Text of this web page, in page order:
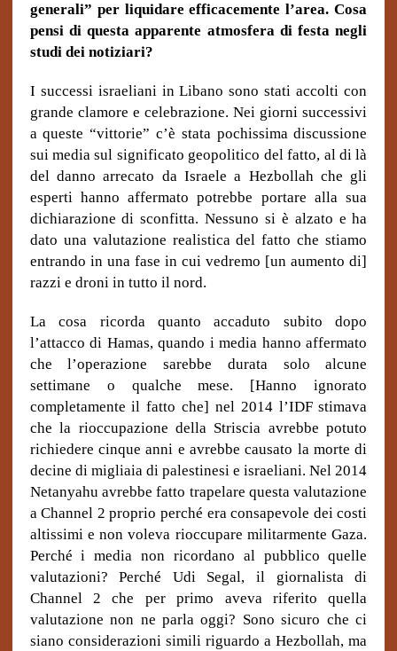
generali” per liquidare efficacemente l’area. Cosa
pensi di questa apparente atmosfera di festa negli
studi dei notiziari?
I successi israeliani in Libano sono stati accolti con
grande clamore e celebrazione. Nei giorni successivi
a queste “vittorie” c’è stata pochissima discussione
sui media sul significato geopolitico del fatto, al di là
del danno arrecato da Israele a Hezbollah che gli
esperti hanno affermato potrebbe portare alla sua
dichiarazione di sconfitta. Nessuno si è alzato e ha
dato una valutazione realistica del fatto che stiamo
entrando in una fase in cui vedremo [un aumento di]
razzi e droni in tutto il nord.
La cosa ricorda quanto accaduto subito dopo
l’attacco di Hamas, quando i media hanno affermato
che l’operazione sarebbe durata solo alcune
settimane o qualche mese. [Hanno ignorato
completamente il fatto che] nel 2014 l’IDF stimava
che la rioccupazione della Striscia avrebbe potuto
richiedere cinque anni e avrebbe causato la morte di
decine di migliaia di palestinesi e israeliani. Nel 2014
Netanyahu avrebbe fatto trapelare questa valutazione
a Channel 2 proprio perché era consapevole dei costi
altissimi e non voleva rioccupare militarmente Gaza.
Perché i media non ricordano al pubblico quelle
valutazioni? Perché Udi Segal, il giornalista di
Channel 2 che per primo aveva riferito quella
valutazione non ne parla oggi? Sono sicuro che ci
siano considerazioni simili riguardo a Hezbollah, ma